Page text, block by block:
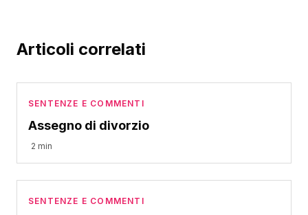
Articoli correlati
SENTENZE E COMMENTI
Assegno di divorzio
2 min
SENTENZE E COMMENTI